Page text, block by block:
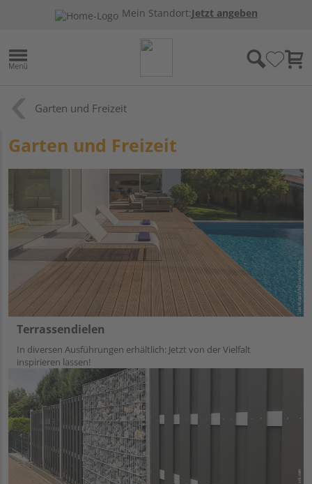
Mein Standort:Jetzt angeben
Garten und Freizeit
Garten und Freizeit
Terrassendielen
In diversen Ausführungen erhältlich: Jetzt von der Vielfalt
inspirieren lassen!